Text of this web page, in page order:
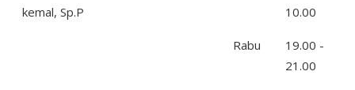
kemal, Sp.P
10.00
Rabu
19.00 -
21.00